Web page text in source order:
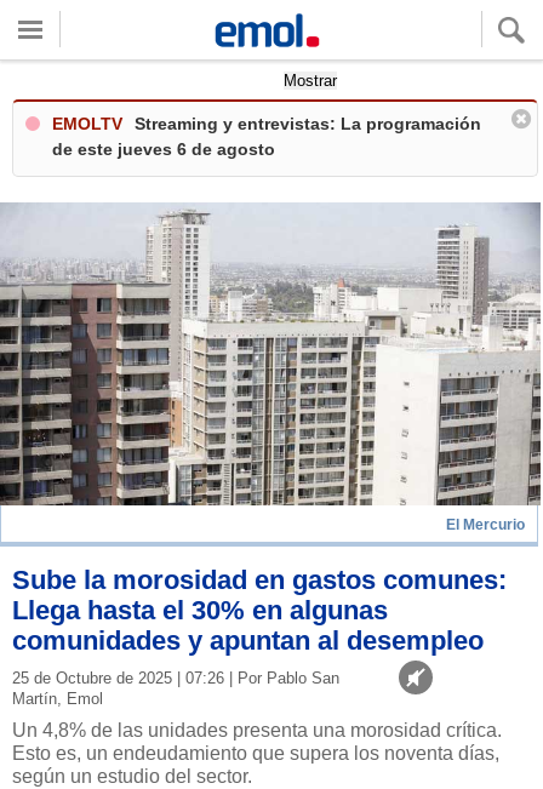
Mostrar
EMOLTV
Streaming y entrevistas: La programación
de este jueves 6 de agosto
El Mercurio
Sube la morosidad en gastos comunes:
Llega hasta el 30% en algunas
comunidades y apuntan al desempleo
25 de Octubre de 2025 | 07:26 | Por Pablo San
Martín, Emol
Un 4,8% de las unidades presenta una morosidad crítica.
Esto es, un endeudamiento que supera los noventa días,
según un estudio del sector.